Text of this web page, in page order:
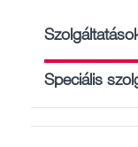
Speciális